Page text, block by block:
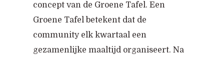
concept van de Groene Tafel. Een
Groene Tafel betekent dat de
community elk kwartaal een
gezamenlijke maaltijd organiseert. Na